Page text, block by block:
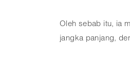
Oleh sebab itu, ia
jangka panjang,